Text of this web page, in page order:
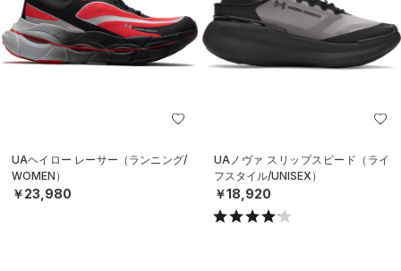
UAヘイロー レーサー（ランニング/
WOMEN）
￥23,980
UAノヴァ スリップスピード（ライ
フスタイル/UNISEX）
￥18,920